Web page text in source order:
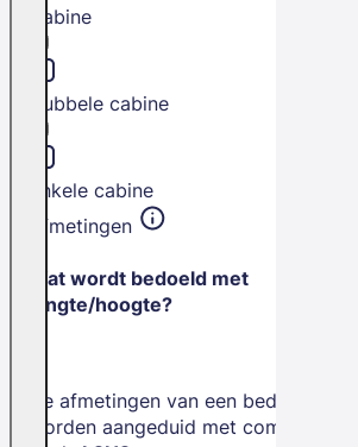
Cabine
Dubbele cabine
Enkele cabine
Afmetingen
Wat wordt bedoeld met
lengte/hoogte?
De afmetingen van een bedrijfswagen
worden aangeduid met combinaties